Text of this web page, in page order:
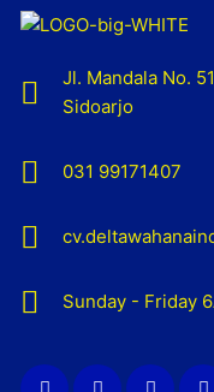
Jl. Mandala No.
Sidoarjo
031 99171407
Sunday - Friday